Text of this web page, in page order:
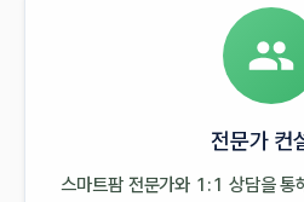
전문가 컨
스마트팜 전문가와 1:1 상담을 통